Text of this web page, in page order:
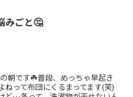
みごと🤔
朝です☘️普段、めっちゃ早起き
って布団にくるまってます(笑)